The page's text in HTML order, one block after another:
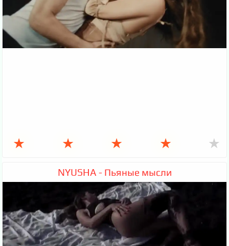
★ ★ ★ ★ ★
NYUSHA - Пьяные мысли